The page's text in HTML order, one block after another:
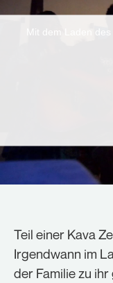
Mit dem Laden
Teil einer Kava
Irgendwann im
der Familie zu